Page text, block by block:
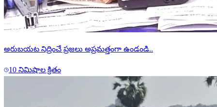
అరుబయట నిద్రించే ప్రజలు అప్రమత్తంగా ఉండండి..
10 నిమిషాల క్రితం